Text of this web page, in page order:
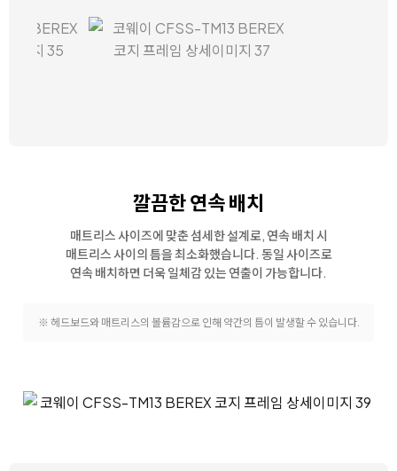
깔끔한 연속 배치
매트리스 사이즈에 맞춘 섬세한 설계로, 연속 배치 시
매트리스 사이의 틈을 최소화했습니다. 동일 사이즈로
연속 배치하면 더욱 일체감 있는 연출이 가능합니다.
※ 헤드보드와 매트리스의 볼륨감으로 인해 약간의 틈이 발생할 수 있습니다.